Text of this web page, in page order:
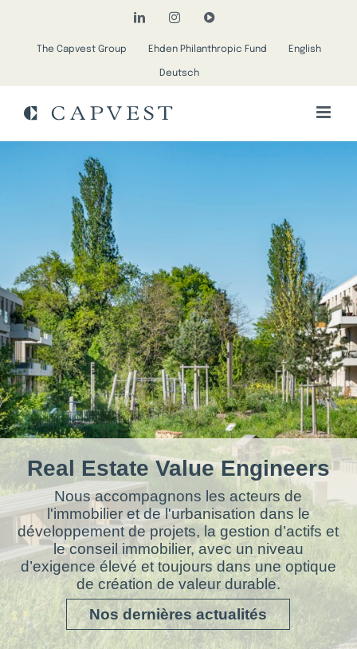
contenu
LinkedInInstagramYouTube
The Capvest Group Ehden Philanthropic Fund English
Deutsch
Real Estate Value Engineers
Nous accompagnons les acteurs de
l'immobilier et de l'urbanisation dans le
développement de projets, la gestion d’actifs et
le conseil immobilier, avec un niveau
d’exigence élevé et toujours dans une optique
de création de valeur durable.
Nos dernières actualités